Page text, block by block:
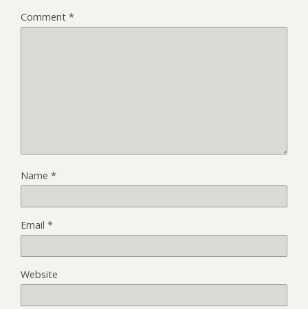
Comment *
Name *
Email *
Website